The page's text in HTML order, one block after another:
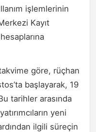
işlemlerinin
Kayıt
göre, rüçhan
başlayarak, 19
tarihler arasında
yeni
ilgili süreçin